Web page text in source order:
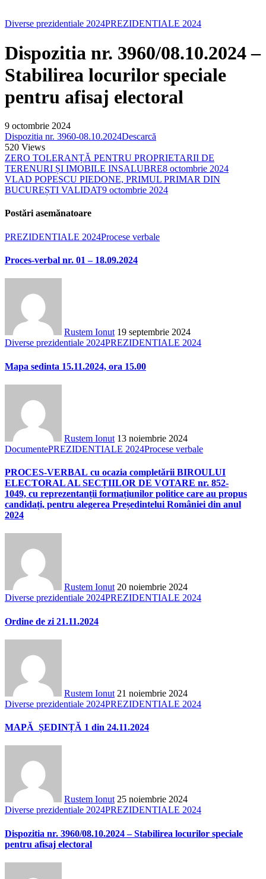
Diverse prezidentiale 2024PREZIDENTIALE 2024
Dispozitia nr. 3960/08.10.2024 –
Stabilirea locurilor speciale
pentru afisaj electoral
9 octombrie 2024
Dispozitia nr. 3960-08.10.2024Descarcă
520 Views
ZERO TOLERANȚĂ PENTRU PROPRIETARII DE
TERENURI ȘI IMOBILE INSALUBRE8 octombrie 2024
VLAD POPESCU PIEDONE, PRIMUL PRIMAR DIN
BUCUREȘTI VALIDAT9 octombrie 2024
Postări asemănatoare
PREZIDENTIALE 2024Procese verbale
Proces-verbal nr. 01 – 18.09.2024
Rustem Ionut 19 septembrie 2024
Diverse prezidentiale 2024PREZIDENTIALE 2024
Mapa sedinta 15.11.2024, ora 15.00
Rustem Ionut 13 noiembrie 2024
DocumentePREZIDENTIALE 2024Procese verbale
PROCES-VERBAL cu ocazia completării BIROULUI
ELECTORAL AL SECȚIILOR DE VOTARE nr. 852-
1049, cu reprezentanții formațiunilor politice care au propus
candidați, pentru alegerea Președintelui României din anul
2024
Rustem Ionut 20 noiembrie 2024
Diverse prezidentiale 2024PREZIDENTIALE 2024
Ordine de zi 21.11.2024
Rustem Ionut 21 noiembrie 2024
Diverse prezidentiale 2024PREZIDENTIALE 2024
MAPĂ ȘEDINȚĂ 1 din 24.11.2024
Rustem Ionut 25 noiembrie 2024
Diverse prezidentiale 2024PREZIDENTIALE 2024
Dispozitia nr. 3960/08.10.2024 – Stabilirea locurilor speciale
pentru afisaj electoral